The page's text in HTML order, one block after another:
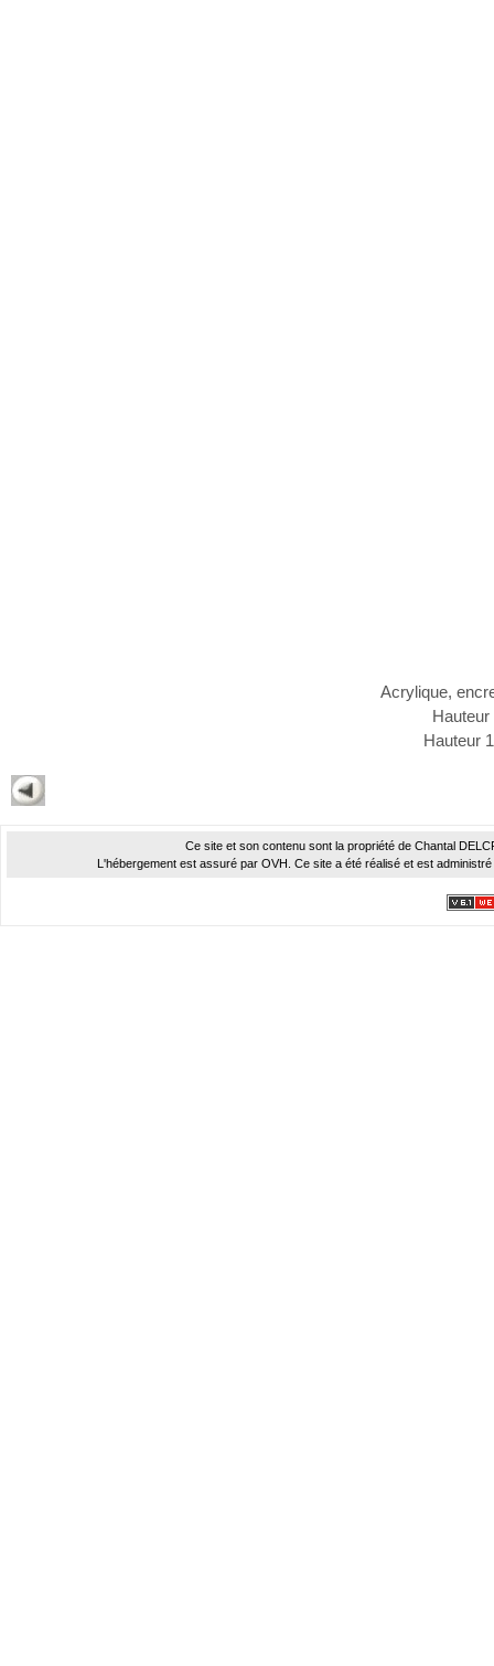
Acrylique,
Hauteur
Ce site et son contenu sont la propriété de Chantal
L'hébergement est assuré par OVH. Ce site a été réalisé et est